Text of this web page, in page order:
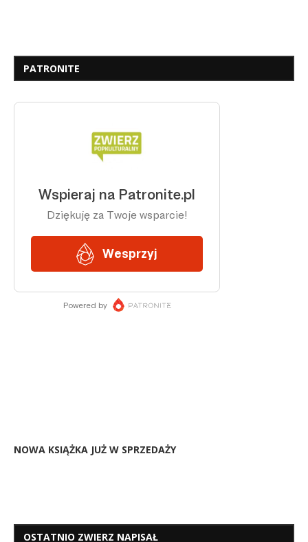
PATRONITE
NOWA KSIĄŻKA JUŻ W SPRZEDAŻY
OSTATNIO ZWIERZ NAPISAŁ